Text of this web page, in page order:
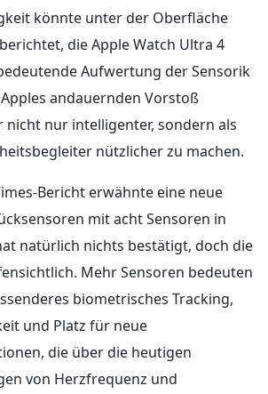
könnte unter der Oberfläche
die Apple Watch Ultra 4
Aufwertung der Sensorik
andauernden Vorstoß
nicht nur intelligenter, sondern als
nützlicher zu machen.
Bericht erwähnte eine neue
mit acht Sensoren in
natürlich nichts bestätigt, doch die
Mehr Sensoren bedeuten
biometrisches Tracking,
und Platz für neue
die über die heutigen
von Herzfrequenz und